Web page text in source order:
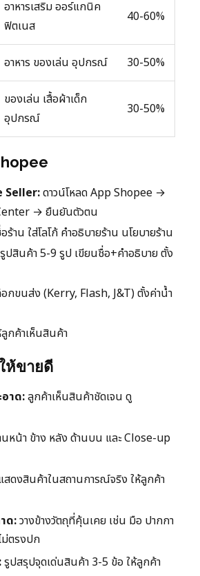
อาหารเสริม ออร์แกนิค
ฟิตเนส
40-60%
อาหาร ของเล่น อุปกรณ์ 30-50%
ของเล่น เสื้อผ้าเด็ก
อุปกรณ์
30-50%
Seller:ดาวน์โหลด App Shopee →
→ ยืนยันตัวตน
ร้าน ใส่โลโก้ คำอธิบายร้าน นโยบายร้าน
ปสินค้า 5-9 รูป เขียนชื่อ+คำอธิบาย ตั้ง
อกขนส่ง (Kerry, Flash, J&T) ตั้งค่าน้ำ
ลูกค้าเห็นสินค้า
ห้ขายดี
าด:ลูกค้าเห็นสินค้าชัดเจน ดู
นหน้า ข้าง หลัง ด้านบน และ Close-up
สดงสินค้าในสถานการณ์จริง ให้ลูกค้า
ด:วางข้างวัตถุที่คุ้นเคย เช่น มือ ปากกา
ตรงปก
รูปสรุปจุดเด่นสินค้า 3-5 ข้อ ให้ลูกค้า